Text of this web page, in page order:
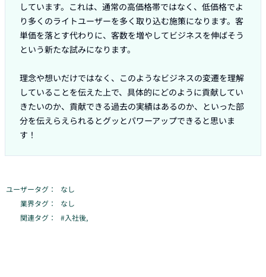
しています。これは、通常の高価格帯ではなく、低価格でよ
り多くのライトユーザーを多く取り込む施策になります。客
単価を落とす代わりに、客数を増やしてビジネスを伸ばそう
という新たな試みになります。
理念や想いだけではなく、このようなビジネスの変遷を理解
していることを伝えた上で、具体的にどのように貢献してい
きたいのか、貢献できる過去の実績はあるのか、といった部
分を伝えらえられるとグッとパワーアップできると思いま
す！
ユーザータグ：
なし
業界タグ：
なし
関連タグ：
#入社後,